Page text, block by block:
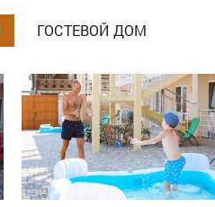
ГОСТЕВОЙ ДОМ